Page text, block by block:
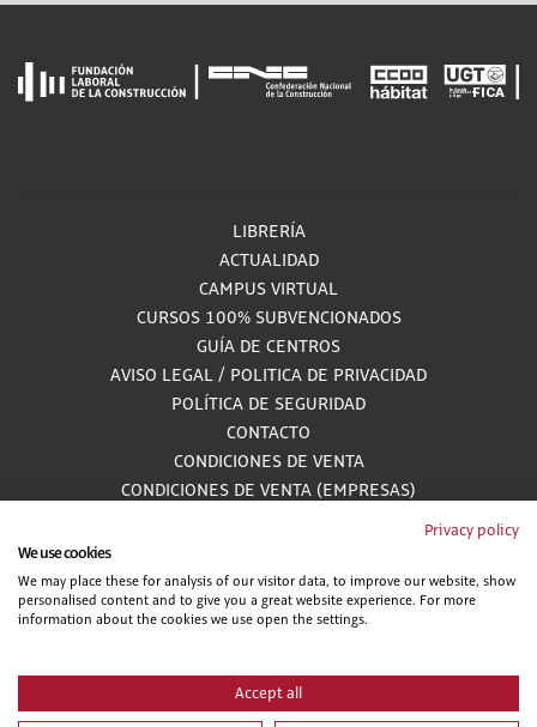
LIBRERÍA
ACTUALIDAD
CAMPUS VIRTUAL
CURSOS 100% SUBVENCIONADOS
GUÍA DE CENTROS
AVISO LEGAL / POLITICA DE PRIVACIDAD
POLÍTICA DE SEGURIDAD
CONTACTO
CONDICIONES DE VENTA
CONDICIONES DE VENTA (EMPRESAS)
ALCANCE GESTIÓN DE DOCUMENTACIÓN
900 81 33 55
Teléfono gratuito atendido por asesores especializados L-V 8:00 - 15:00
Privacy policy
We use cookies
We may place these for analysis of our visitor data, to improve our website, show
personalised content and to give you a great website experience. For more
information about the cookies we use open the settings.
Accept all